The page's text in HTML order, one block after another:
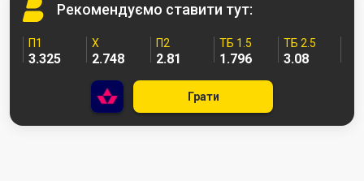
Рекомендуємо ставити тут:
П1
3.325
Х
2.748
П2
2.81
ТБ 1.5
1.796
ТБ 2.5
3.08
Грати